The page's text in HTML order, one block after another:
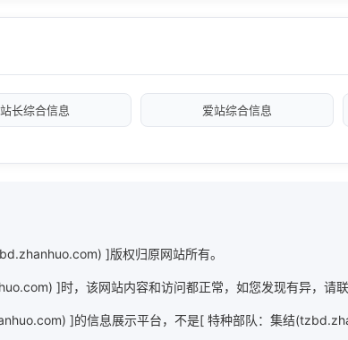
站长综合信息 爱站综合信息
]版权归原网站所有。
]时，该网站内容和访问都正常，如您发现有异，请联
]的信息展示平台，不是[ 特种部队：集结